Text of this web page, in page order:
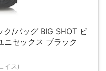
ク/バッグ BIG SHOT ビ
ニセックス ブラック
イス)